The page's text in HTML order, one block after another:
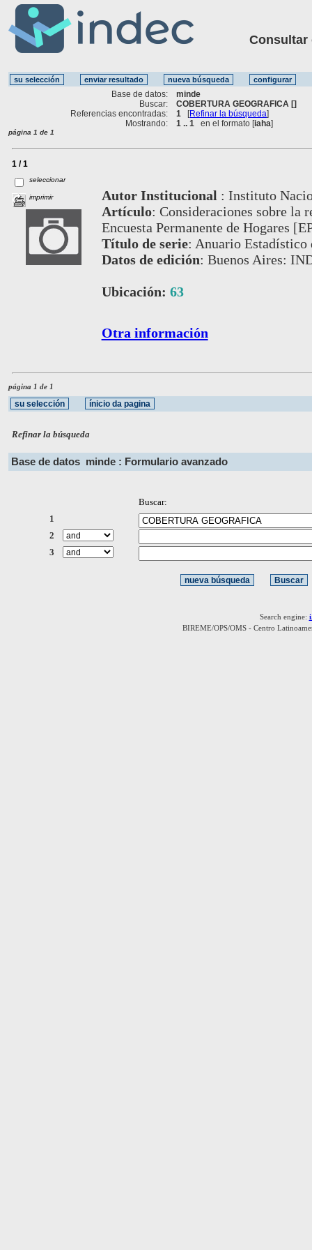
Consultar
Base de datos:
minde
Buscar:
COBERTURA GEOGRAFICA []
Referencias encontradas:
1 [Refinar la búsqueda]
Mostrando:
1 .. 1 en el formato [iaha]
página 1 de 1
1 / 1
seleccionar
imprimir Autor Institucional : Instituto
Artículo: Consideraciones sobre la
Encuesta Permanente de Hogares
Título de serie: Anuario Estadístico
Datos de edición: Buenos Aires:
Ubicación: 63
Otra información
página 1 de 1
Refinar la búsqueda
Base de datos minde : Formulario avanzado
Buscar:
1
2
3
Search engine:
BIREME/OPS/OMS - Centro